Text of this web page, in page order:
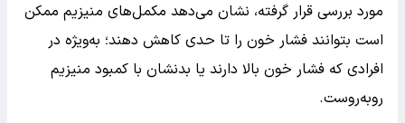
مورد بررسی قرار گرفته، نشان می‌دهد مکمل‌های منیزیم ممکن
است بتوانند فشار خون را تا حدی کاهش دهند؛ به‌ویژه در
افرادی که فشار خون بالا دارند یا بدنشان با کمبود منیزیم
روبه‌روست.